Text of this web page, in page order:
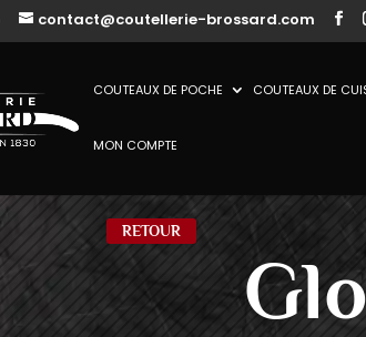
contact@coutellerie-brossard.com
COUTEAUX DE POCHE COUTEAUX DE
MON COMPTE
RETOUR